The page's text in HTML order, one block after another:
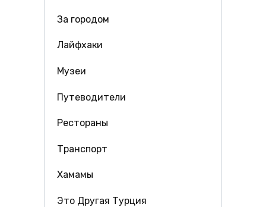
За городом
Лайфхаки
Музеи
Путеводители
Рестораны
Транспорт
Хамамы
Это Другая Турция